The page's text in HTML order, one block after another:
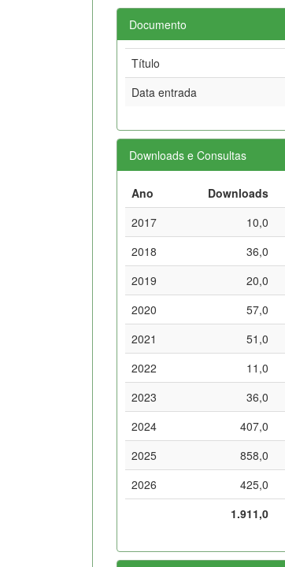
Documento
Título
Data entrada
Downloads e Consultas
Ano Downloads
2017
10,0
2018
36,0
2019
20,0
2020
57,0
2021
51,0
2022
11,0
2023
36,0
2024
407,0
2025
858,0
2026
425,0
1.911,0